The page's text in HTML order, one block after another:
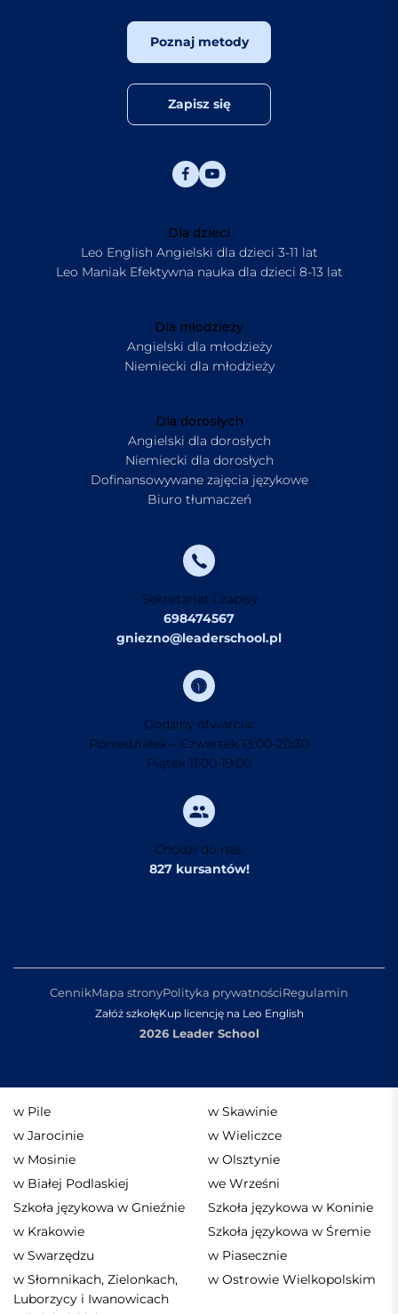
Poznaj metody
Zapisz się
Dla dzieci
Leo English Angielski dla dzieci 3-11 lat
Leo Maniak Efektywna nauka dla dzieci 8-13 lat
Dla młodzieży
Angielski dla młodzieży
Niemiecki dla młodzieży
Dla dorosłych
Angielski dla dorosłych
Niemiecki dla dorosłych
Dofinansowywane zajęcia językowe
Biuro tłumaczeń
Sekretariat i zapisy
698474567
gniezno@leaderschool.pl
Godziny otwarcia:
Poniedziałek – Czwartek 13:00-20:30
Piątek 11:00-19:00
Chodzi do nas:
827 kursantów!
2026 Leader School
Załóż szkołęKup licencję na Leo English
CennikMapa stronyPolityka prywatnościRegulamin
w Pile
w Skawinie
w Jarocinie
w Wieliczce
w Mosinie
w Olsztynie
w Białej Podlaskiej
we Wrześni
Szkoła językowa w Gnieźnie
Szkoła językowa w Koninie
w Krakowie
Szkoła językowa w Śremie
w Swarzędzu
w Piasecznie
w Słomnikach, Zielonkach,
Luborzycy i Iwanowicach
w Ostrowie Wielkopolskim